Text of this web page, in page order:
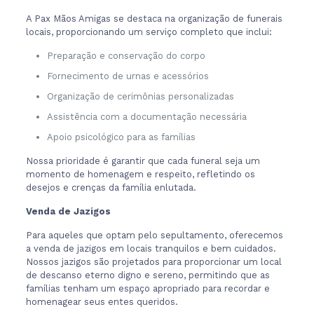
A Pax Mãos Amigas se destaca na organização de funerais
locais, proporcionando um serviço completo que inclui:
Preparação e conservação do corpo
Fornecimento de urnas e acessórios
Organização de cerimônias personalizadas
Assistência com a documentação necessária
Apoio psicológico para as famílias
Nossa prioridade é garantir que cada funeral seja um
momento de homenagem e respeito, refletindo os
desejos e crenças da família enlutada.
Venda de Jazigos
Para aqueles que optam pelo sepultamento, oferecemos
a venda de jazigos em locais tranquilos e bem cuidados.
Nossos jazigos são projetados para proporcionar um local
de descanso eterno digno e sereno, permitindo que as
famílias tenham um espaço apropriado para recordar e
homenagear seus entes queridos.